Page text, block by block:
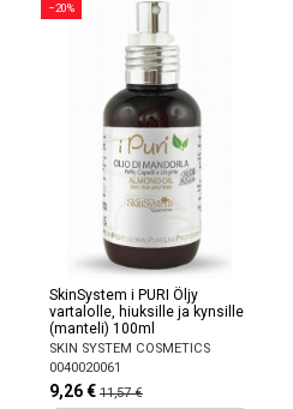
−20%
SkinSystem i PURI Öljy
vartalolle, hiuksille ja kynsille
(manteli) 100ml
SKIN SYSTEM COSMETICS
0040020061
9,26 € 11,57 €